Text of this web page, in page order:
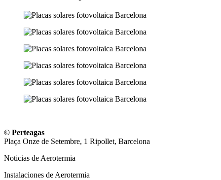
© Perteagas
Plaça Onze de Setembre, 1 Ripollet, Barcelona
Noticias de Aerotermia
Instalaciones de Aerotermia